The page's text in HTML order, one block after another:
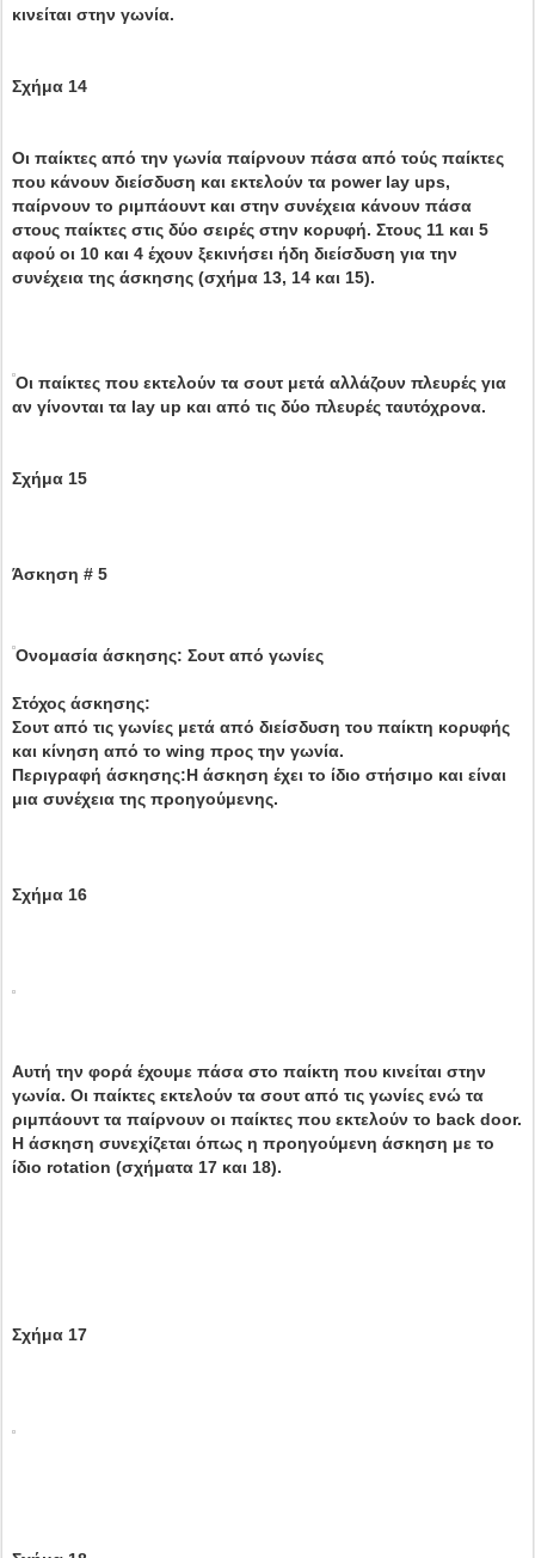
κινείται στην γωνία.
Σχήμα 14
Οι παίκτες από την γωνία παίρνουν πάσα από τούς παίκτες
που κάνουν διείσδυση και εκτελούν τα power lay ups,
παίρνουν το ριμπάουντ και στην συνέχεια κάνουν πάσα
στους παίκτες στις δύο σειρές στην κορυφή. Στους 11 και 5
αφού οι 10 και 4 έχουν ξεκινήσει ήδη διείσδυση για την
συνέχεια της άσκησης (σχήμα 13, 14 και 15).
Οι παίκτες που εκτελούν τα σουτ μετά αλλάζουν πλευρές για
αν γίνονται τα lay up και από τις δύο πλευρές ταυτόχρονα.
Σχήμα 15
Άσκηση # 5
Ονομασία άσκησης: Σουτ από γωνίες
Στόχος άσκησης:
Σουτ από τις γωνίες μετά από διείσδυση του παίκτη κορυφής
και κίνηση από το wing προς την γωνία.
Περιγραφή άσκησης:Η άσκηση έχει το ίδιο στήσιμο και είναι
μια συνέχεια της προηγούμενης.
Σχήμα 16
Αυτή την φορά έχουμε πάσα στο παίκτη που κινείται στην
γωνία. Οι παίκτες εκτελούν τα σουτ από τις γωνίες ενώ τα
ριμπάουντ τα παίρνουν οι παίκτες που εκτελούν το back door.
Η άσκηση συνεχίζεται όπως η προηγούμενη άσκηση με το
ίδιο rotation (σχήματα 17 και 18).
Σχήμα 17